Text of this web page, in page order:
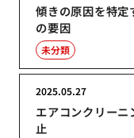
傾きの原因を特定
の要因
未分類
エアコンクリー
止
2025.05.27